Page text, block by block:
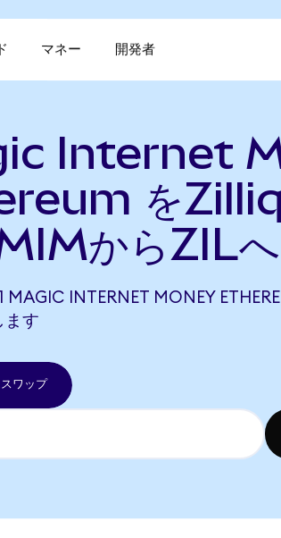
マネー 開発者
Internet
を
からZILへ
MAGIC INTERNET MONEY
ます
ワップ